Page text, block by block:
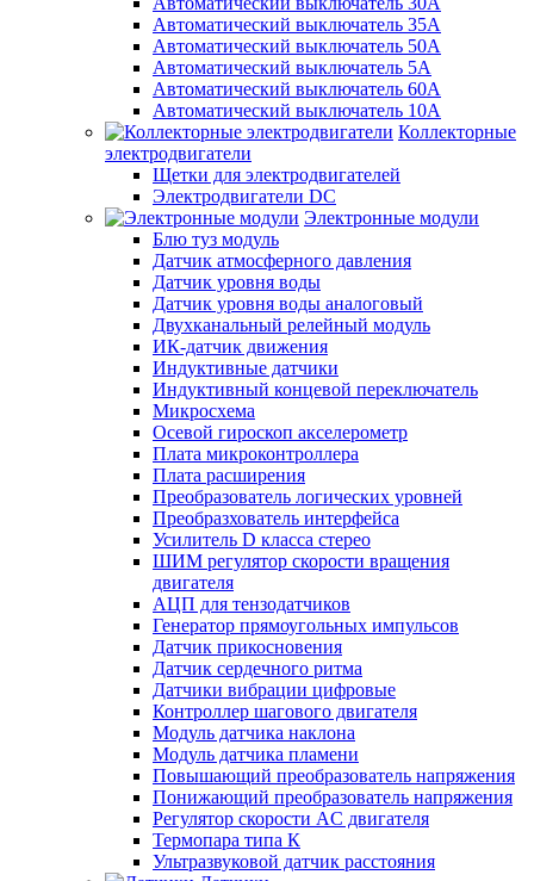
Автоматический выключатель 35А
Автоматический выключатель 50А
Автоматический выключатель 5А
Автоматический выключатель 60А
Автоматический выключатель 10А
Коллекторные
электродвигатели
Щетки для электродвигателей
Электродвигатели DC
Электронные модули
Блю туз модуль
Датчик атмосферного давления
Датчик уровня воды
Датчик уровня воды аналоговый
Двухканальный релейный модуль
ИК-датчик движения
Индуктивные датчики
Индуктивный концевой переключатель
Микросхема
Осевой гироскоп акселерометр
Плата микроконтроллера
Плата расширения
Преобразователь логических уровней
Преобразхователь интерфейса
Усилитель D класса стерео
ШИМ регулятор скорости вращения
двигателя
АЦП для тензодатчиков
Генератор прямоугольных импульсов
Датчик прикосновения
Датчик сердечного ритма
Датчики вибрации цифровые
Контроллер шагового двигателя
Модуль датчика наклона
Модуль датчика пламени
Повышающий преобразователь напряжения
Понижающий преобразователь напряжения
Регулятор скорости AC двигателя
Термопара типа К
Ультразвуковой датчик расстояния